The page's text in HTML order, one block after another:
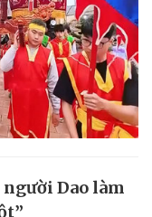
người Dao làm